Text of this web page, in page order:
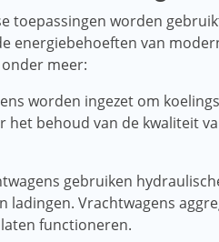
toepassingen worden
energiebehoeften van
meer:
worden ingezet om
het behoud van de kwaliteit
gebruiken
ladingen. Vrachtwagens
functioneren.